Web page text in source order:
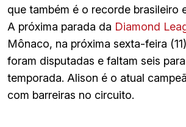
que também é o recorde brasileiro
A próxima parada da Diamond
Mônaco, na próxima sexta-feira
foram disputadas e faltam seis
temporada. Alison é o atual
com barreiras no circuito.